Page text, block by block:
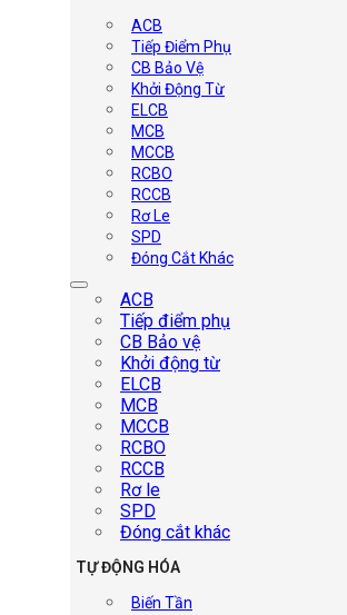
ACB
Tiếp Điểm Phụ
CB Bảo Vệ
Khởi Động Từ
ELCB
MCB
MCCB
RCBO
RCCB
Rơ Le
SPD
Đóng Cắt Khác
ACB
Tiếp điểm phụ
CB Bảo vệ
Khởi động từ
ELCB
MCB
MCCB
RCBO
RCCB
Rơ le
SPD
Đóng cắt khác
TỰ ĐỘNG HÓA
Biến Tần